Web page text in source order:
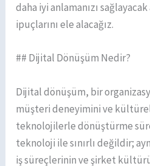
daha iyi anlamanızı
ipuçlarını ele alacağız.
## Dijital Dönüşüm Nedir?
Dijital dönüşüm, bir
müşteri deneyimini ve kültürel
teknolojilerle dönüştürme
teknoloji ile sınırlı değildir;
iş süreçlerinin ve şirket